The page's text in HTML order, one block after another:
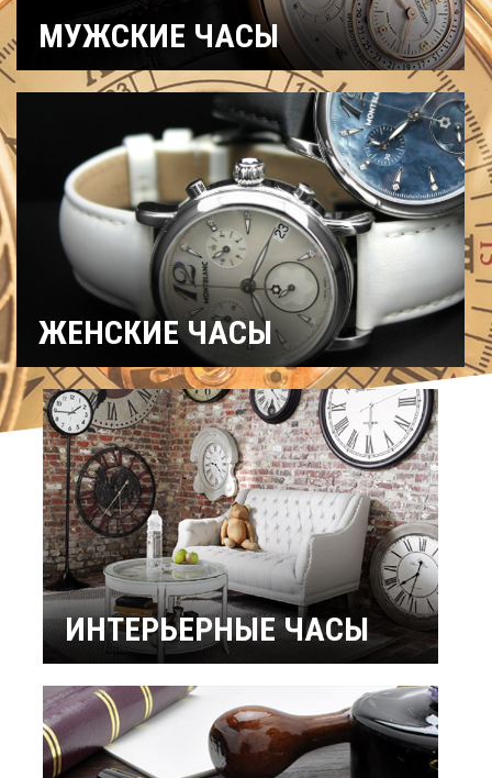
МУЖСКИЕ ЧАСЫ
Рыбацкие
Охотничьи
Механические
Кварцевые
Хронографы
Электронные
Спортивные
Карманные
Дайверские Скелетоны
ЖЕНСКИЕ ЧАСЫ
Спортивные Керамические
Механические
На ремешке
С
бриллиантами
Титановые
Хронографы
ИНТЕРЬЕРНЫЕ ЧАСЫ
Будильники
Бренды